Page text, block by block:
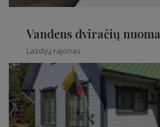
Vandens dviračių nuoma
Lazdijų rajonas